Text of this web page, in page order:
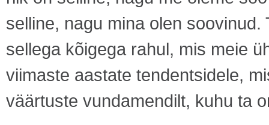
selline, nagu mina olen
sellega kõigega rahul, mis meie
viimaste aastate tendentsidele,
väärtuste vundamendilt, kuhu ta